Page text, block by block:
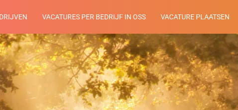
VACATURES PER BEDRIJF IN OSS VACATURE PLAATSEN